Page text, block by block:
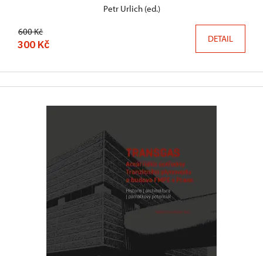
Petr Urlich (ed.)
600 Kč
300 Kč DETAIL